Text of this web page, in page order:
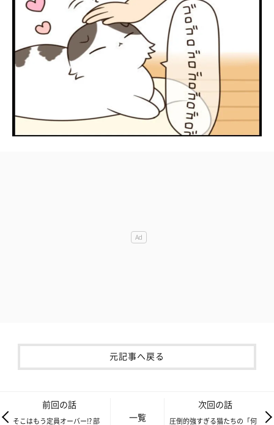
元記事へ戻る
前回の話
そこはもう定員オーバー!? 部
一覧
次回の話
圧倒的強すぎる猫たちの「何